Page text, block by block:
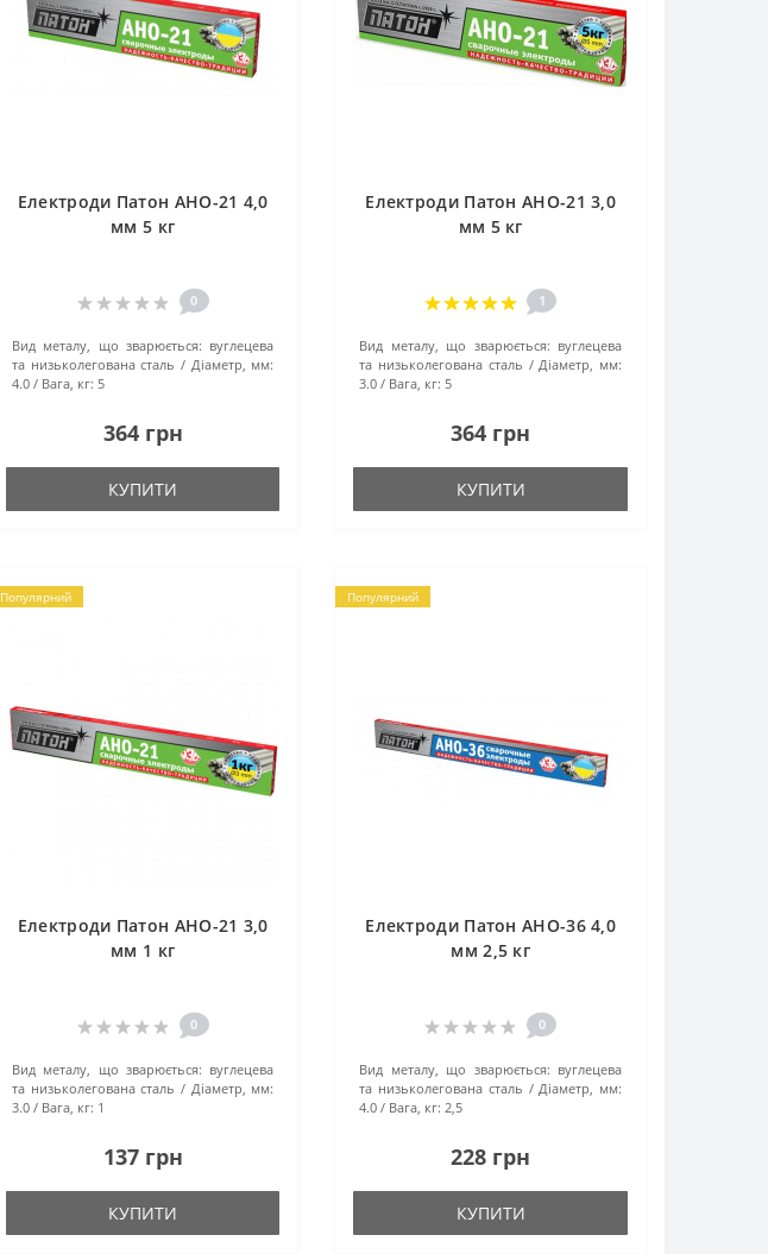
Електроди Патон АНО-21 4,0
мм 5 кг
0
Вид металу, що зварюється: вуглецева
та низьколегована сталь
Діаметр, мм:
4.0
Вага, кг: 5
364 грн
КУПИТИ
Електроди Патон АНО-21 3,0
мм 5 кг
1
Вид металу, що зварюється: вуглецева
та низьколегована сталь
Діаметр, мм:
3.0
Вага, кг: 5
364 грн
КУПИТИ
Популярний
Електроди Патон АНО-21 3,0
мм 1 кг
0
Вид металу, що зварюється: вуглецева
та низьколегована сталь
Діаметр, мм:
3.0
Вага, кг: 1
137 грн
КУПИТИ
Популярний
Електроди Патон АНО-36 4,0
мм 2,5 кг
0
Вид металу, що зварюється: вуглецева
та низьколегована сталь
Діаметр, мм:
4.0
Вага, кг: 2,5
228 грн
КУПИТИ